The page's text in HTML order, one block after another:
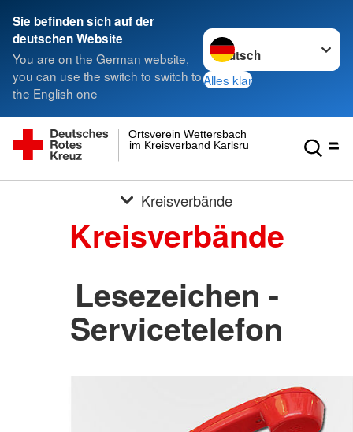
Sie befinden sich auf der
deutschen Website
You are on the German website,
you can use the switch to switch to
the English one
Sprache wechseln zu
Alles klar
im Kreisverband Karlsruhe e.V.
Ortsverein Wettersbach
Kreisverbände
Kreisverbände
Lesezeichen -
Servicetelefon